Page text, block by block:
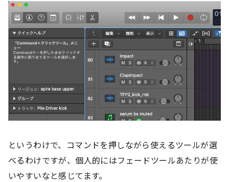
というわけで、コマンドを押しながら使えるツールが選
べるわけですが、個人的にはフェードツールあたりが使
いやすいなと感じてます。